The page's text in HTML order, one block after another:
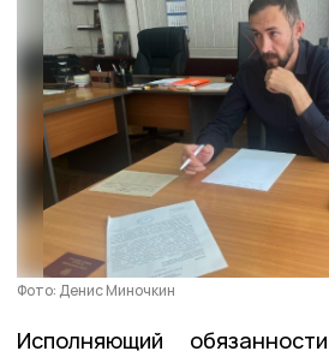
Фото: Денис Миночкин
Исполняющий